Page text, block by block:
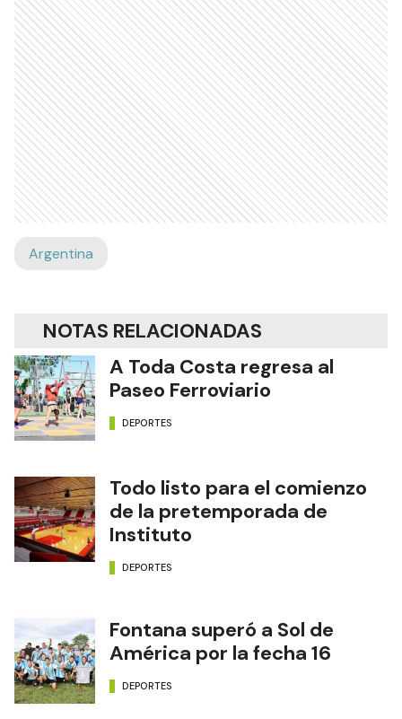
Argentina
NOTAS RELACIONADAS
A Toda Costa regresa al
Paseo Ferroviario
DEPORTES
Todo listo para el comienzo
de la pretemporada de
Instituto
DEPORTES
Fontana superó a Sol de
América por la fecha 16
DEPORTES